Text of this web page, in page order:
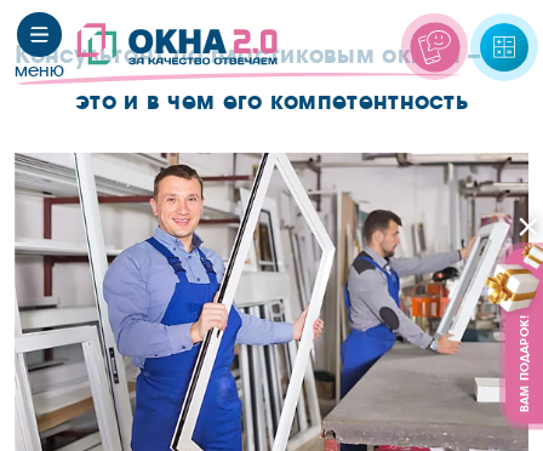
Консультант по пластиковым окнам – кто
это и в чем его компетентность
ВАМ ПОДАРОК!